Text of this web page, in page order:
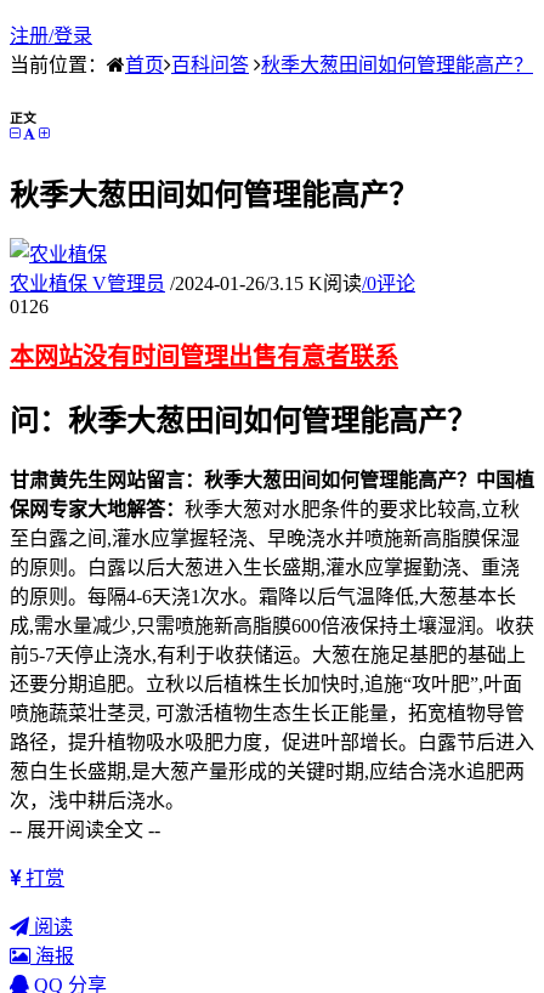
注册/登录
当前位置：
首页 百科问答 秋季大葱田间如何管理能高产？
正文
秋季大葱田间如何管理能高产？
农业植保 V管理员 /2024-01-26/3.15 K阅读/0评论
01 26
本网站没有时间管理出售有意者联系
问：秋季大葱田间如何管理能高产？
甘肃黄先生网站留言：秋季大葱田间如何管理能高产？ 中国植
保网专家大地解答： 秋季大葱对水肥条件的要求比较高,立秋
至白露之间,灌水应掌握轻浇、早晚浇水并喷施新高脂膜保湿
的原则。白露以后大葱进入生长盛期,灌水应掌握勤浇、重浇
的原则。每隔4-6天浇1次水。霜降以后气温降低,大葱基本长
成,需水量减少,只需喷施新高脂膜600倍液保持土壤湿润。收获
前5-7天停止浇水,有利于收获储运。大葱在施足基肥的基础上
还要分期追肥。立秋以后植株生长加快时,追施“攻叶肥”,叶面
喷施蔬菜壮茎灵, 可激活植物生态生长正能量，拓宽植物导管
路径，提升植物吸水吸肥力度，促进叶部增长。白露节后进入
葱白生长盛期,是大葱产量形成的关键时期,应结合浇水追肥两
次，浅中耕后浇水。
-- 展开阅读全文 --
打赏
阅读
海报
QQ 分享